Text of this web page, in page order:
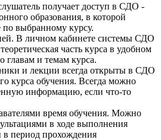
получает доступ в СДО -
образования, в которой
по выбранному курсу.
В личном кабинете системы СДО
часть курса в удобном
главам и темам курса.
и лекции всегда открыты в СДО
курса обучения. Всегда можно
информацию, если что-то
время обучения. Можно
в ходе выполнения
в период прохождения